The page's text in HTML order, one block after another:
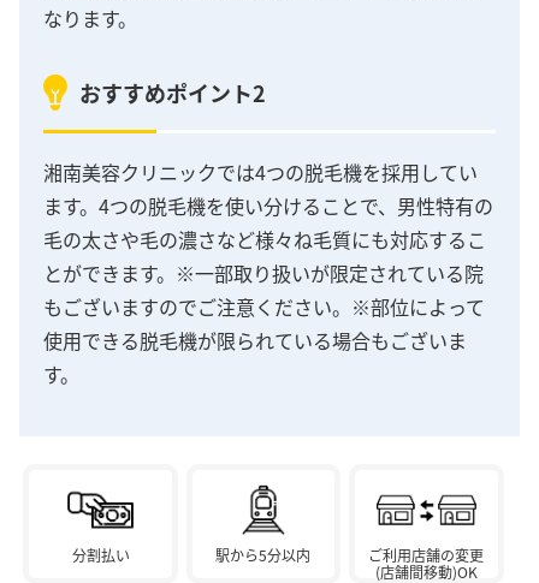
なります。
おすすめポイント2
湘南美容クリニックでは4つの脱毛機を採用してい
ます。4つの脱毛機を使い分けることで、男性特有の
毛の太さや毛の濃さなど様々ね毛質にも対応するこ
とができます。※一部取り扱いが限定されている院
もございますのでご注意ください。※部位によって
使用できる脱毛機が限られている場合もございま
す。
分割払い 駅から5分以内
ご利用店舗の変更
(店舗間移動)OK